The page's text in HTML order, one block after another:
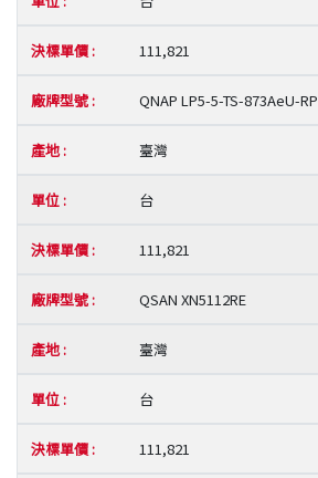
111,821
QNAP LP5-5-TS-873AeU-RP
臺灣
台
111,821
QSAN XN5112RE
臺灣
台
111,821